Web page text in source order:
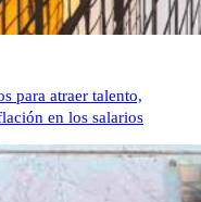
para atraer talento,
en los salarios